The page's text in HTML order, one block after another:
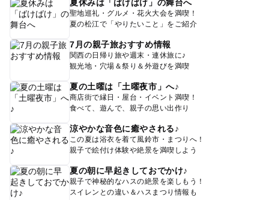
夏休みは「ばけばけ」の舞台へ
聖地巡礼・グルメ・花火大会を満喫！
夏の松江で「やりたいこと」をご紹介
7月の親子旅おすすめ情報
関西の日帰り旅や週末・連休旅に♪
観光地・穴場＆祭り＆外遊びを満喫
夏の土曜は「土曜夜市」へ♪
商店街で縁日・屋台・イベント満喫！
食べて、遊んで、親子の思い出作り
涼やかな音色に癒やされる♪
この夏は浴衣を着て風鈴市・まつりへ！
親子で絵付け体験や絶景を満喫しよう
夏の朝に早起きしておでかけ♪
親子で神秘的なハスの絶景を楽しもう！
スイレンとの違い＆ハスまつり情報も